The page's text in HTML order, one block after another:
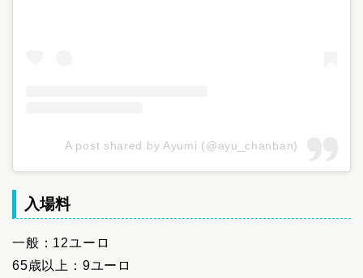
A post shared by Ayumi (@ayu_chanban)
入場料
一般：12ユーロ
65歳以上：9ユーロ